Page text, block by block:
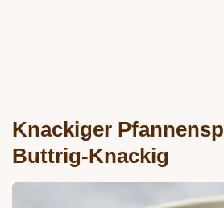
Knackiger
Buttrig-Knackig